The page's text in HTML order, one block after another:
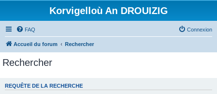
Korvigelloù An DROUIZIG
FAQ Connexion
Accueil du forum Rechercher
Rechercher
REQUÊTE DE LA RECHERCHE